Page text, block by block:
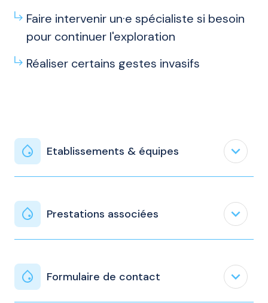
Faire intervenir un·e spécialiste si besoin
pour continuer l'exploration
Réaliser certains gestes invasifs
Etablissements & équipes expand_less
Prestations associées expand_less
Formulaire de contact expand_less